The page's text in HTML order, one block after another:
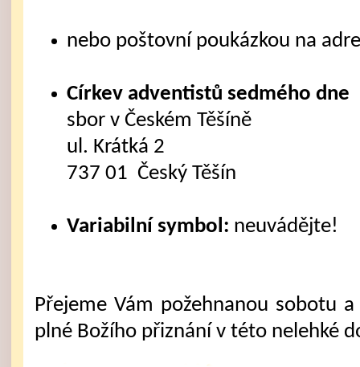
nebo poštovní poukázkou na
Církev adventistů sedmého dne
sbor v Českém Těšíně
ul. Krátká 2
737 01 Český Těšín
Variabilní symbol: neuvádějte!
Přejeme Vám požehnanou sobotu
plné Božího přiznání v této nelehké